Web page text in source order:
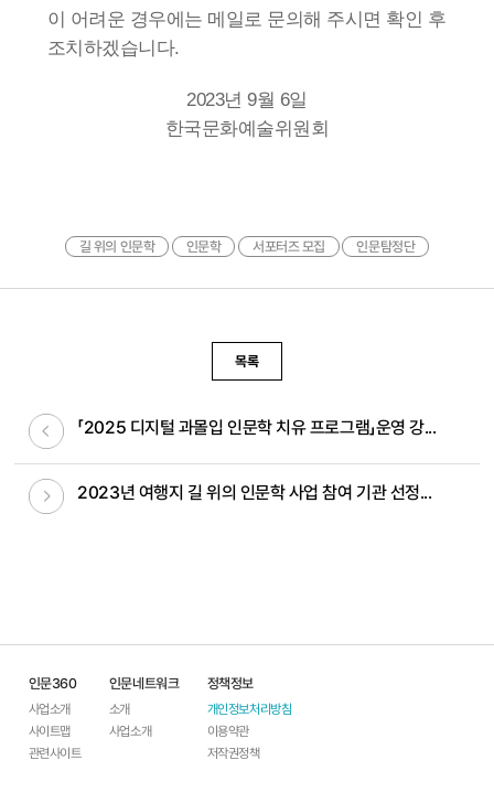
이 어려운 경우에는 메일로 문의해 주시면 확인 후
조치하겠습니다.
2023년 9월 6일
한국문화예술위원회
길 위의 인문학 인문학 서포터즈 모집 인문탐정단
목록
이전글
「2025 디지털 과몰입 인문학 치유 프로그램」운영 강...
다음글
2023년 여행지 길 위의 인문학 사업 참여 기관 선정...
인문360
사업소개
사이트맵
관련사이트
인문네트워크
소개
사업소개
정책정보
개인정보처리방침
이용약관
저작권정책